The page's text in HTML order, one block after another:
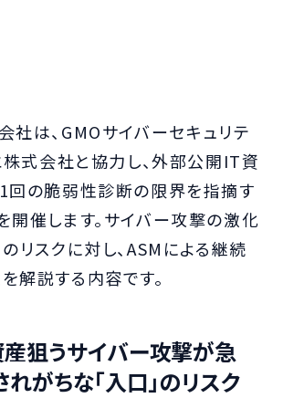
社は、GMOサイバーセキュリテ
式会社と協力し、外部公開IT資
回の脆弱性診断の限界を指摘す
開催します。サイバー攻撃の激化
のリスクに対し、ASMによる継続
解説する内容です。
狙うサイバー攻撃が急
れがちな「入口」のリスク